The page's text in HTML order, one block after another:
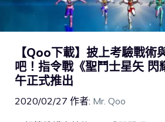
【Qoo下載】披上考驗戰術
吧！指令戰《聖鬥士星矢 閃
午正式推出
2020/02/27 作者: Mr. Qoo